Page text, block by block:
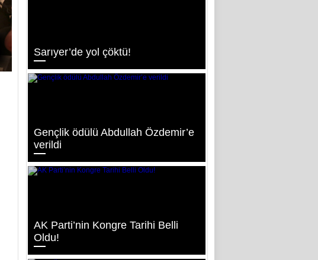
Sarıyer’de yol çöktü!
Gençlik ödülü Abdullah Özdemir’e
verildi
AK Parti’nin Kongre Tarihi Belli
Oldu!